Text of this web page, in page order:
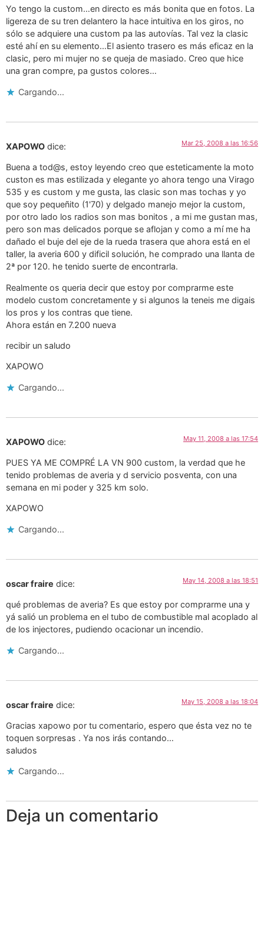
Yo tengo la custom…en directo es más bonita que en fotos. La
ligereza de su tren delantero la hace intuitiva en los giros, no
sólo se adquiere una custom pa las autovías. Tal vez la clasic
esté ahí en su elemento…El asiento trasero es más eficaz en la
clasic, pero mi mujer no se queja de masiado. Creo que hice
una gran compre, pa gustos colores…
Cargando...
XAPOWO dice: Mar 25, 2008 a las 16:56
Buena a tod@s, estoy leyendo creo que esteticamente la moto
custon es mas estilizada y elegante yo ahora tengo una Virago
535 y es custom y me gusta, las clasic son mas tochas y yo
que soy pequeñito (1'70) y delgado manejo mejor la custom,
por otro lado los radios son mas bonitos , a mi me gustan mas,
pero son mas delicados porque se aflojan y como a mí me ha
dañado el buje del eje de la rueda trasera que ahora está en el
taller, la averia 600 y dificil solución, he comprado una llanta de
2ª por 120. he tenido suerte de encontrarla.
Realmente os queria decir que estoy por comprarme este
modelo custom concretamente y si algunos la teneis me digais
los pros y los contras que tiene.
Ahora están en 7.200 nueva
recibir un saludo
XAPOWO
Cargando...
XAPOWO dice: May 11, 2008 a las 17:54
PUES YA ME COMPRÉ LA VN 900 custom, la verdad que he
tenido problemas de averia y d servicio posventa, con una
semana en mi poder y 325 km solo.
XAPOWO
Cargando...
oscar fraire dice: May 14, 2008 a las 18:51
qué problemas de averia? Es que estoy por comprarme una y
yá salió un problema en el tubo de combustible mal acoplado al
de los injectores, pudiendo ocacionar un incendio.
Cargando...
oscar fraire dice: May 15, 2008 a las 18:04
Gracias xapowo por tu comentario, espero que ésta vez no te
toquen sorpresas . Ya nos irás contando…
saludos
Cargando...
Deja un comentario